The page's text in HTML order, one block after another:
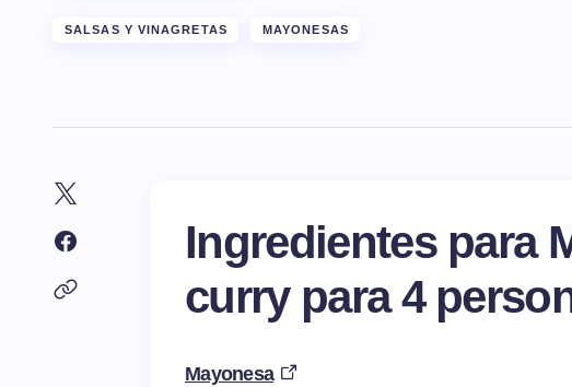
SALSAS Y VINAGRETAS MAYONESAS
Ingredientes para
curry para 4
Mayonesa